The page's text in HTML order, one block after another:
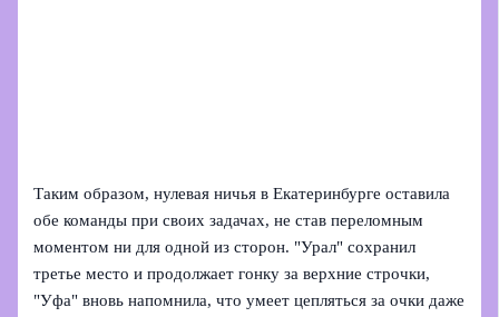
Таким образом, нулевая ничья в Екатеринбурге оставила
обе команды при своих задачах, не став переломным
моментом ни для одной из сторон. "Урал" сохранил
третье место и продолжает гонку за верхние строчки,
"Уфа" вновь напомнила, что умеет цепляться за очки даже